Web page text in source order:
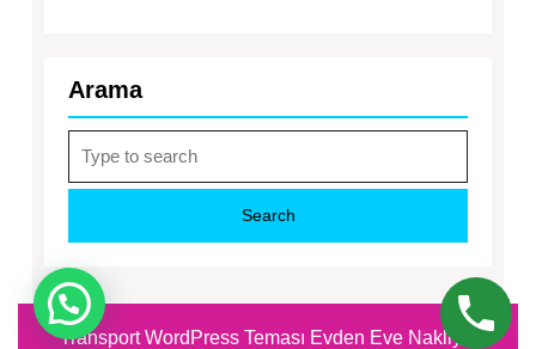
Arama
for:
Transport WordPress Teması Evden Eve Nakliyat